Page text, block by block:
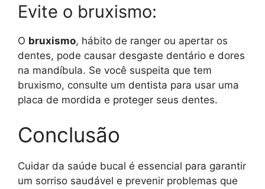
Evite o bruxismo:
O bruxismo, hábito de ranger ou apertar os
dentes, pode causar desgaste dentário e dores
na mandíbula. Se você suspeita que tem
bruxismo, consulte um dentista para usar uma
placa de mordida e proteger seus dentes.
Conclusão
Cuidar da saúde bucal é essencial para garantir
um sorriso saudável e prevenir problemas que